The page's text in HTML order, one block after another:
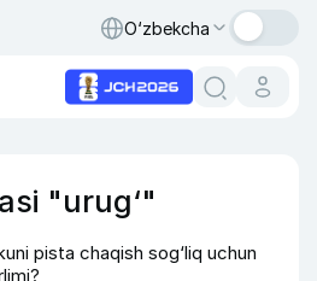
O‘zbekcha
"urug‘"
pista chaqish sog‘liq uchun